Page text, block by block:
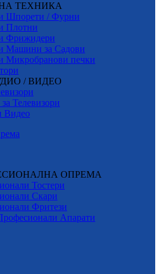
ТЕХНИКА
Шпорети / Фурни
Плотни
Фрижидери
Машини за Садови
Микробранови печки
/ ВИДЕО
Телевизори
Видео
ОПРЕМА
Тостери
Скари
Фритези
Апарати